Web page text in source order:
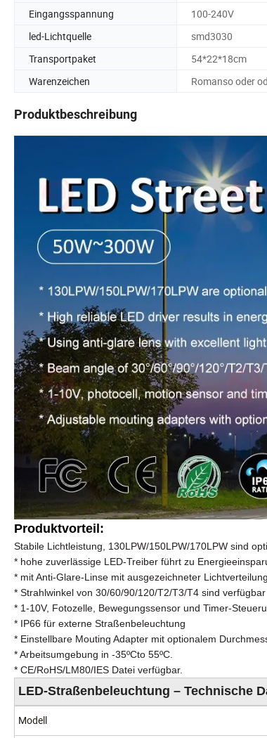
Eingangsspannung
100-240V
led-Lichtquelle
smd3030
Transportpaket
54*22*18cm
Warenzeichen
Romanso oder
Produktbeschreibung
Produktvorteil:
Stabile Lichtleistung, 130LPW/150LPW/170LPW sind
* hohe zuverlässige LED-Treiber führt zu
* mit Anti-Glare-Linse mit ausgezeichneter Lichtverteilung
* Strahlwinkel von 30/60/90/120/T2/T3/T4 sind verfügbar
* 1-10V, Fotozelle, Bewegungssensor und Timer-
* IP66 für externe Straßenbeleuchtung
* Einstellbare Mouting Adapter mit optionalem
* Arbeitsumgebung in -35ºCto 55ºC.
* CE/RoHS/LM80/IES Datei verfügbar.
LED-Straßenbeleuchtung – Technische
Modell